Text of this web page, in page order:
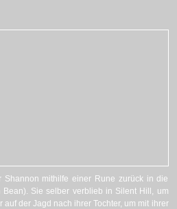
Shannon mithilfe einer Rune zurück in die
Sie selber verblieb in Silent Hill, um
der Jagd nach ihrer Tochter, um mit ihrer